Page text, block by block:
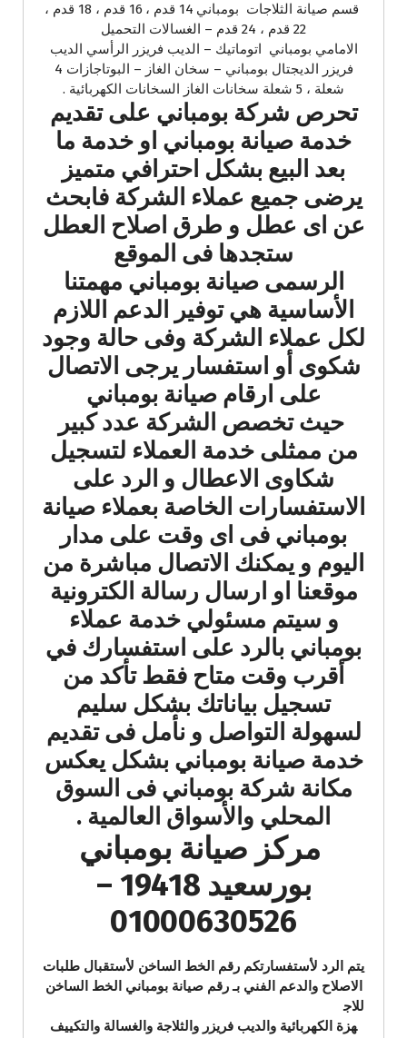
قسم صيانة الثلاجات بومباني 14 قدم ، 16 قدم ، 18 قدم ،
22 قدم ، 24 قدم – الغسالات التحميل
الامامي بومباني اتوماتيك – الديب فريزر الرأسي الديب
فريزر الديجتال بومباني – سخان الغاز – البوتاجازات 4
شعلة ، 5 شعلة سخانات الغاز السخانات الكهربائية .
تحرص شركة بومباني على تقديم
خدمة صيانة بومباني او خدمة ما
بعد البيع بشكل احترافي متميز
يرضى جميع عملاء الشركة فابحث
عن اى عطل و طرق اصلاح العطل
ستجدها فى الموقع
الرسمى صيانة بومباني مهمتنا
الأساسية هي توفير الدعم اللازم
لكل عملاء الشركة وفى حالة وجود
شكوى أو استفسار يرجى الاتصال
على ارقام صيانة بومباني
حيث تخصص الشركة عدد كبير
من ممثلى خدمة العملاء لتسجيل
شكاوى الاعطال و الرد على
الاستفسارات الخاصة بعملاء صيانة
بومباني فى اى وقت على مدار
اليوم و يمكنك الاتصال مباشرة من
موقعنا او ارسال رسالة الكترونية
و سيتم مسئولي خدمة عملاء
بومباني بالرد على استفسارك في
أقرب وقت متاح فقط تأكد من
تسجيل بياناتك بشكل سليم
لسهولة التواصل و نأمل فى تقديم
خدمة صيانة بومباني بشكل يعكس
مكانة شركة بومباني فى السوق
المحلي والأسواق العالمية .
مركز صيانة بومباني
بورسعيد 19418 –
01000630526
يتم الرد لأستفسارتكم رقم الخط الساخن لأستقبال طلبات
الاصلاح والدعم الفني بـ رقم صيانة بومباني الخط الساخن
للاج
هزة الكهربائية والديب فريزر والثلاجة والغسالة والتكييف